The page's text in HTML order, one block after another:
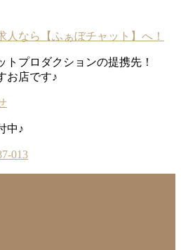
プロダクションの提携先！
お店です♪
中♪
013